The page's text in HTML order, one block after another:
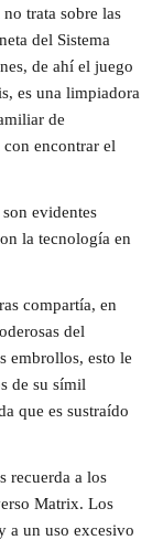
trata sobre las
del Sistema
de ahí el juego
es una limpiadora
de
con encontrar el
evidentes
la tecnología en
compartía, en
del
embrollos, esto le
de su símil
que es sustraído
recuerda a los
Matrix. Los
a un uso excesivo